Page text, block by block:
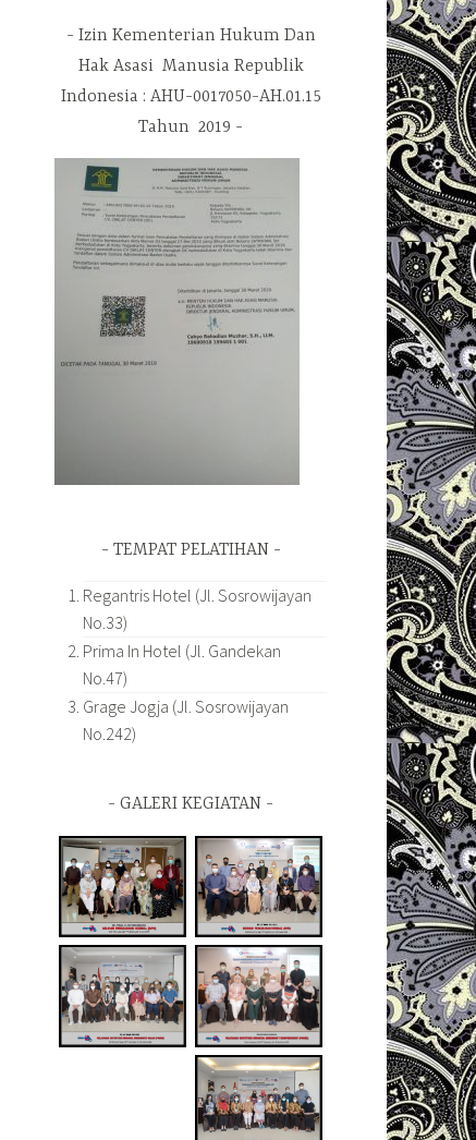
Izin Kementerian Hukum Dan
Hak Asasi Manusia Republik
Indonesia : AHU-0017050-AH.01.15
Tahun 2019
TEMPAT PELATIHAN
Regantris Hotel (Jl. Sosrowijayan
No.33)
Prima In Hotel (Jl. Gandekan
No.47)
Grage Jogja (Jl. Sosrowijayan
No.242)
GALERI KEGIATAN